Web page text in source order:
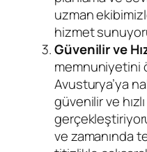
uzman
hizmet
Güvenilir ve
memnuniyetini
Avusturya’ya
güvenilir ve
ve zamanında